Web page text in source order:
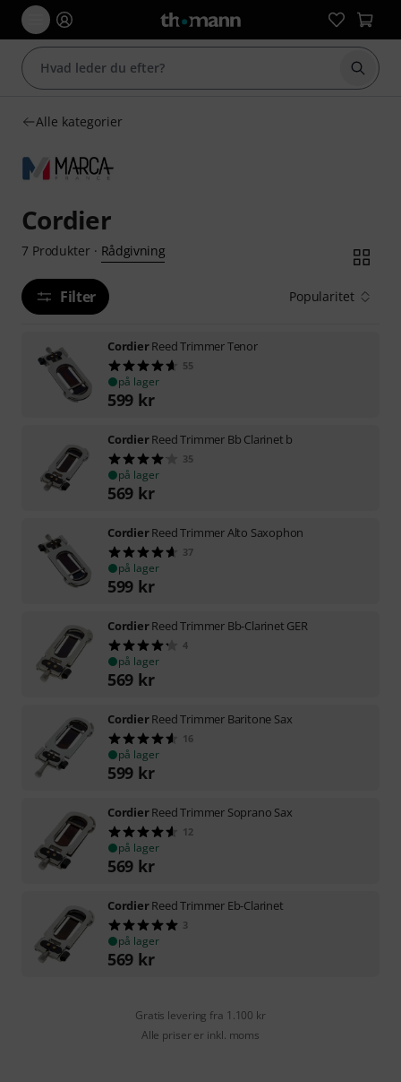
Start
Alle kategorier
Cordier
7 Produkter· Rådgivning
Filter Popularitet
CordierReed Trimmer Tenor
55
på lager
599 kr
CordierReed Trimmer Bb Clarinet b
35
på lager
569 kr
CordierReed Trimmer Alto Saxophon
37
på lager
599 kr
CordierReed Trimmer Bb-Clarinet GER
4
på lager
569 kr
CordierReed Trimmer Baritone Sax
16
på lager
599 kr
CordierReed Trimmer Soprano Sax
12
på lager
569 kr
CordierReed Trimmer Eb-Clarinet
3
på lager
569 kr
Gratis levering fra 1.100 kr
Alle priser er inkl. moms